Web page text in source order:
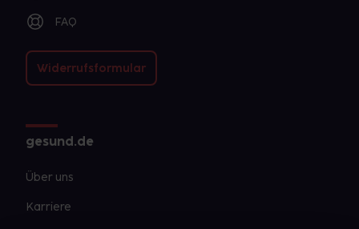
FAQ
Widerrufsformular
gesund.de
Über uns
Karriere